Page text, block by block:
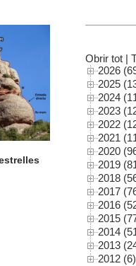
Obrir tot |
2026
2025
2024
2023
2022
2021
2020
2019
2018
2017
2016
2015
2014
2013
2012 (6)